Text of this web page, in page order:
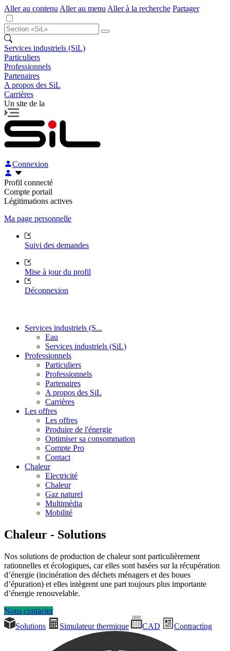
Aller au contenu Aller au menu Aller à la recherche Partager
Services industriels (SiL)
Particuliers
Professionnels
Partenaires
A propos des SiL
Carrières
Un site de la
Connexion
Profil connecté
Compte portail
Légitimations actives
Ma page personnelle
Suivi des demandes
Mise à jour du profil
Déconnexion
Services industriels (S...
Eau
Services industriels (SiL)
Professionnels
Particuliers
Professionnels
Partenaires
A propos des SiL
Carrières
Les offres
Les offres
Produire de l'énergie
Optimiser sa consommation
Compte Pro
Contact
Chaleur
Electricité
Chaleur
Gaz naturel
Multimédia
Mobilité
Chaleur - Solutions
Nos solutions de production de chaleur sont particulièrement
rationnelles et écologiques, car elles sont basées sur la récupération
d’énergie (incinération des déchets ménagers et des boues
d’épuration) et elles intègrent une part toujours plus importante
d’énergie renouvelable.
Nous contacter
Solutions
Simulateur thermique CAD Contracting